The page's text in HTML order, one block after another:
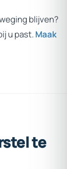
blijven?
u past. Maak
te